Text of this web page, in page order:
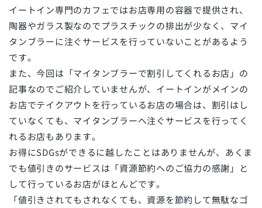
イートイン専門のカフェではお店専用の容器で提供され、
陶器やガラス製なのでプラスチックの排出が少なく、マイ
タンブラーに注ぐサービスを行っていないことがあるよう
です。
また、今回は「マイタンブラーで割引してくれるお店」の
記事なのでご紹介していませんが、イートインがメインの
お店でテイクアウトを行っているお店の場合は、割引はし
ていなくても、マイタンブラーへ注ぐサービスを行ってく
れるお店もあります。
お得にSDGsができるに越したことはありませんが、あくま
でも値引きのサービスは「資源節約へのご協力の感謝 」と
して行っているお店がほとんどです。
「値引きされてもされなくても、資源を節約して無駄なゴ